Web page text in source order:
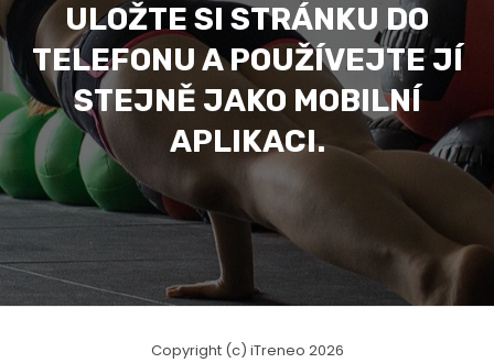
ULOŽTE SI STRÁNKU DO
TELEFONU A POUŽÍVEJTE JÍ
STEJNĚ JAKO MOBILNÍ
APLIKACI.
Copyright (c) iTreneo 2026